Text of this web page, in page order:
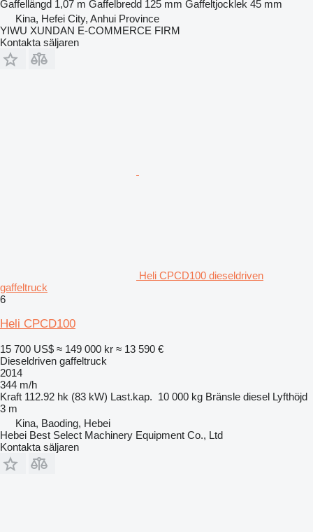
Gaffellängd 1,07 m Gaffelbredd 125 mm Gaffeltjocklek 45 mm
Kina, Hefei City, Anhui Province
YIWU XUNDAN E-COMMERCE FIRM
Kontakta säljaren
Heli CPCD100 dieseldriven
gaffeltruck
6
Heli CPCD100
15 700 US$ ≈ 149 000 kr ≈ 13 590 €
Dieseldriven gaffeltruck
2014
344 m/h
Kraft 112.92 hk (83 kW) Last.kap. 10 000 kg Bränsle diesel Lyfthöjd
3 m
Kina, Baoding, Hebei
Hebei Best Select Machinery Equipment Co., Ltd
Kontakta säljaren